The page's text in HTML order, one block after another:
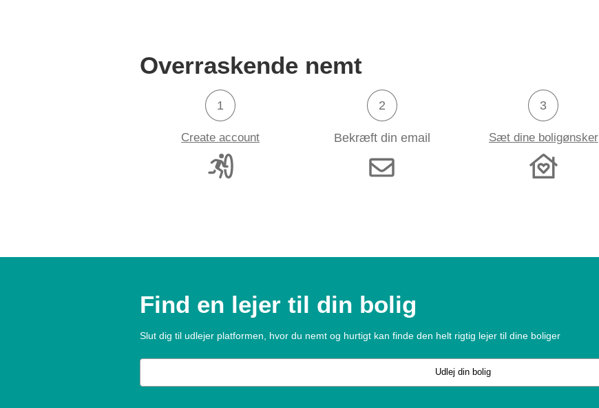
Overraskende nemt
1
Create account
2
Bekræft din email
3
Sæt dine boligønsker
Find en lejer til din bolig
Slut dig til udlejer platformen, hvor du nemt og hurtigt kan finde den helt rigtig lejer til dine boliger
Udlej din bolig